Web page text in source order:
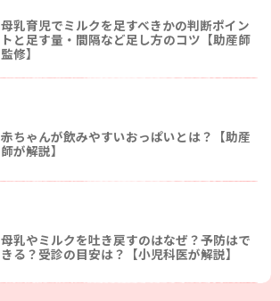
母乳育児でミルクを足すべきかの判断ポイン
トと足す量・間隔など足し方のコツ【助産師
監修】
赤ちゃんが飲みやすいおっぱいとは？【助産
師が解説】
母乳やミルクを吐き戻すのはなぜ？予防はで
きる？受診の目安は？【小児科医が解説】